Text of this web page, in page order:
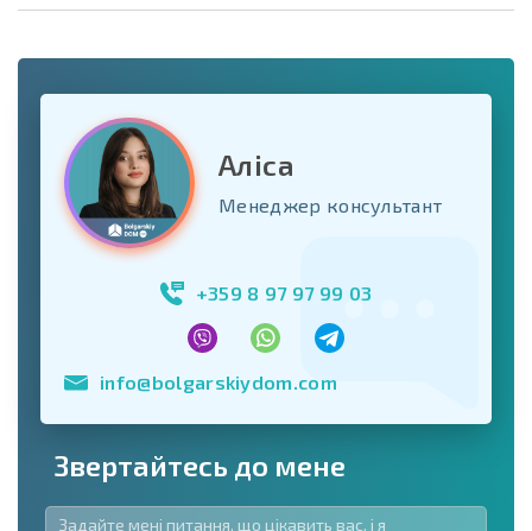
Аліса
Менеджер консультант
+359 8 97 97 99 03
info@bolgarskiydom.com
Звертайтесь до мене